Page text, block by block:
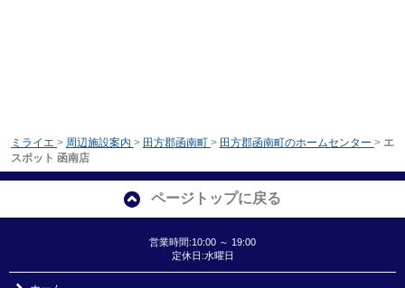
ミライエ > 周辺施設案内 > 田方郡函南町 > 田方郡函南町のホームセンター > エ
スポット 函南店
ページトップに戻る
営業時間:10:00 ～ 19:00
定休日:水曜日